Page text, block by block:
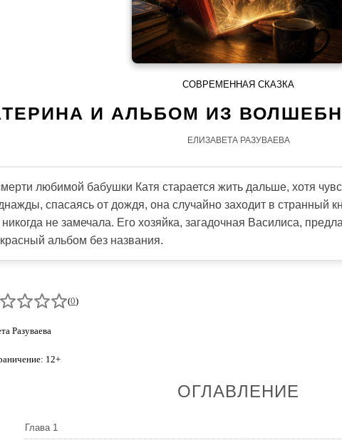
СОВРЕМЕННАЯ СКАЗКА
И АЛЬБОМ ИЗ
ЕЛИЗАВЕТА РАЗУВАЕВА
любимой бабушки Катя старается жить дальше, хотя
спасаясь от дождя, она случайно заходит в странный
не замечала. Его хозяйка, загадочная Василиса,
альбом без названия.
(0)
Разуваева
12+
ОГЛАВЛЕНИЕ
Глава 1